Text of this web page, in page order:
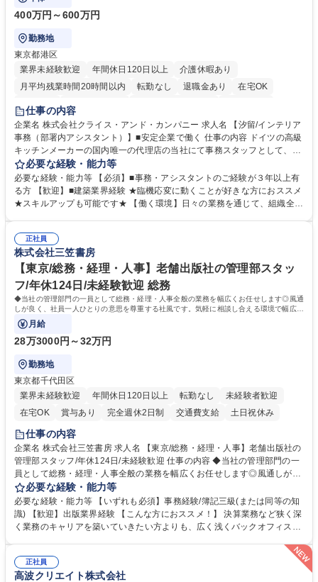
400万円～600万円
勤務地
東京都港区
業界未経験歓迎
年間休日120日以上
介護休暇あり
月平均残業時間20時間以内
転勤なし 退職金あり
在宅OK
育休あり
完全週休2日制
駅近5分以内
土日祝休み
仕事の内容
企業名 株式会社クライス・アンド・カンパニー 求人名 【汐留/インテリア
事務（部署内アシスタント）】■安定企業で働く 仕事の内容 ドイツの高級
キッチンメーカーの国内唯一の代理店の当社にて事務スタッフとして、部
署内の事務業務全般をお任せいたします。 裁量を持って働いていただける
ため、スキルアップも可能です。 【部署内の事務業務全般】 ■サンプルの
仕分け・整理 ■電話応対 ■書類作成（会議資料、お客様宛請求書、支払書
類を取りまとめて経理へ提出等） ■ショールームアテンド・運営・予約業
インテリア事務（部署内アシスタント）】■安定企業で働く
必要な経験・能力等
必要な経験・能力等 【必須】■事務・アシスタントのご経験が３年以上有
る方 【歓迎】■建築業界経験 ★臨機応変に動くことが好きな方におススメ
★スキルアップも可能です★ 【働く環境】日々の業務を通じて、組織全体
ームとの協力や新しいアイデアを活かす場もあり、やりがいを感じながら
働けます。 【歓迎】 ■インテリアの業界のご経験が有る方■PCの作業に慣
れている方 学歴・資格 学歴：大学院 大学 高専 短大 専修学校 語学力： 資
格：
正社員
株式会社三笠書房
【東京/総務・経理・人事】老舗出版社の管理部スタッ
フ/年休124日/未経験歓迎 総務
◆当社の管理部門の一員として総務・経理・人事全般の業務を幅広くお任せします◎風通
しが良く、社員一人ひとりの意思を尊重する社風です。気軽に相談し合える環境で幅広い
バックオフィス業務を習得いただきます。
月給
28万3000円～32万円
勤務地
東京都千代田区
業界未経験歓迎
年間休日120日以上 転勤なし
未経験者歓迎
在宅OK
賞与あり 完全週休2日制 交通費支給 土日祝休み
仕事の内容
企業名 株式会社三笠書房 求人名 【東京/総務・経理・人事】老舗出版社の
管理部スタッフ/年休124日/未経験歓迎 仕事の内容 ◆当社の管理部門の一
員として総務・経理・人事全般の業務を幅広くお任せします◎風通しが良
く、社員一人ひとりの意思を尊重する社風です。気軽に相談し合える環境
で幅広いバックオフィス業務を習得いただきます。 具体的には■総務：備
品補充、採用に関するスケジュール調整など■経理；経費精算、入出金管
理、提示支払業務、問い合わせ対応など。 社員とのコミュニケーションを
は幅広い業務に携わり、意見やアイデアなど積極的に発信しやすい環境で
す。 募集職種 【東京/総務・経理・人事】老舗出版社の管理部スタッフ/年
休124日/未経験歓迎
必要な経験・能力等
必要な経験・能力等 【いずれも必須】事務経験/簿記三級(または同等の知
識) 【歓迎】出版業界経験 【こんな方におススメ！】 決算業務など狭く深
く業務のキャリアを築いていきたい方よりも、広く浅くバックオフィスの
正社員
高波クリエイト株式会社